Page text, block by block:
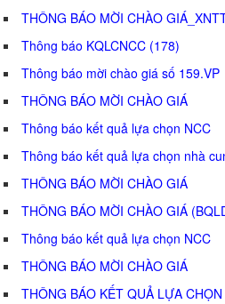
THÔNG BÁO MỜI CHÀO
Thông báo KQLCNCC (178)
Thông báo mời chào giá số 159.VP
THÔNG BÁO MỜI CHÀO GIÁ
Thông báo kết quả lựa chọn NCC
Thông báo kết quả lựa chọn nhà
THÔNG BÁO MỜI CHÀO GIÁ
THÔNG BÁO MỜI CHÀO GIÁ
Thông báo kết quả lựa chọn NCC
THÔNG BÁO MỜI CHÀO GIÁ
THÔNG BÁO KẾT QUẢ LỰA